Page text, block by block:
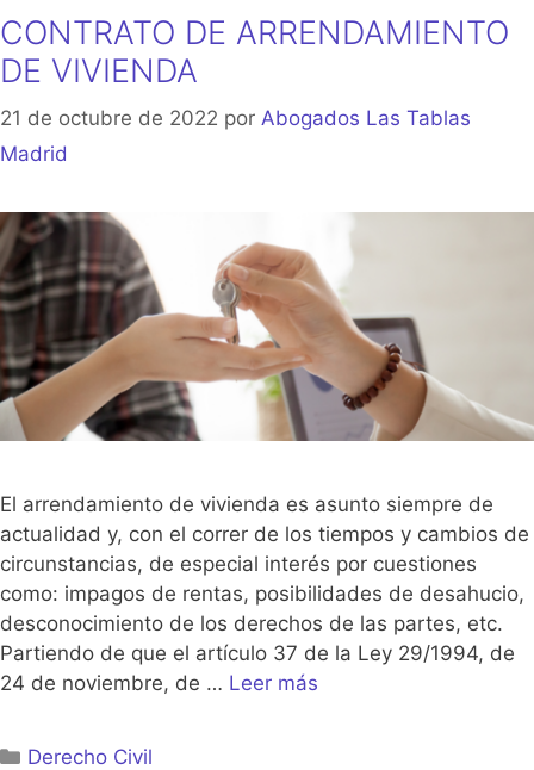
CONTRATO DE ARRENDAMIENTO
DE VIVIENDA
21 de octubre de 2022 por Abogados Las Tablas
Madrid
El arrendamiento de vivienda es asunto siempre de
actualidad y, con el correr de los tiempos y cambios de
circunstancias, de especial interés por cuestiones
como: impagos de rentas, posibilidades de desahucio,
desconocimiento de los derechos de las partes, etc.
Partiendo de que el artículo 37 de la Ley 29/1994, de
24 de noviembre, de … Leer más
Categorías
Derecho Civil